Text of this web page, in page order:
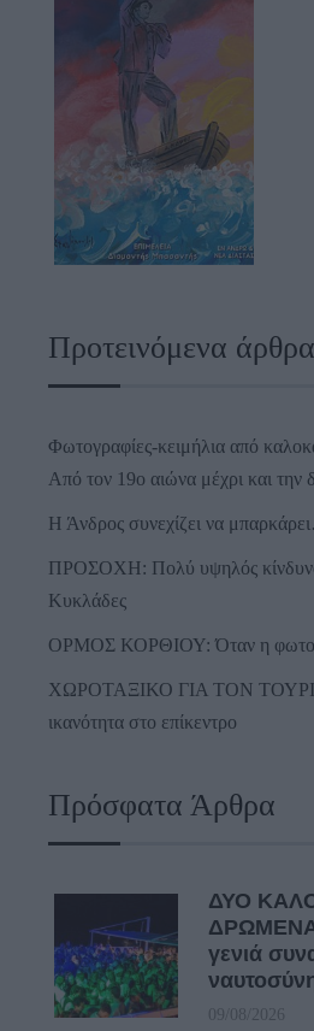
Προτεινόμενα άρθρα
Φωτογραφίες-κειμήλια από
Από τον 19ο αιώνα μέχρι και την
Η Άνδρος συνεχίζει να
ΠΡΟΣΟΧΗ: Πολύ υψηλός
Κυκλάδες
ΟΡΜΟΣ ΚΟΡΘΙΟΥ: Όταν η
ΧΩΡΟΤΑΞΙΚΟ ΓΙΑ ΤΟΝ
ικανότητα στο επίκεντρο
Πρόσφατα Άρθρα
ΔΥΟ
γενιά
09/08/2026